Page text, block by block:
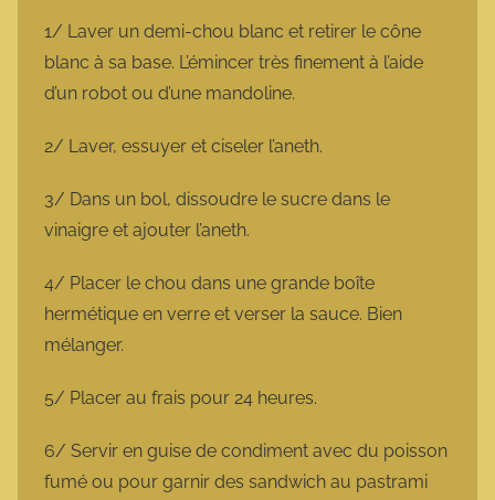
1/ Laver un demi-chou blanc et retirer le cône
blanc à sa base. L’émincer très finement à l’aide
d’un robot ou d’une mandoline.
2/ Laver, essuyer et ciseler l’aneth.
3/ Dans un bol, dissoudre le sucre dans le
vinaigre et ajouter l’aneth.
4/ Placer le chou dans une grande boîte
hermétique en verre et verser la sauce. Bien
mélanger.
5/ Placer au frais pour 24 heures.
6/ Servir en guise de condiment avec du poisson
fumé ou pour garnir des sandwich au pastrami